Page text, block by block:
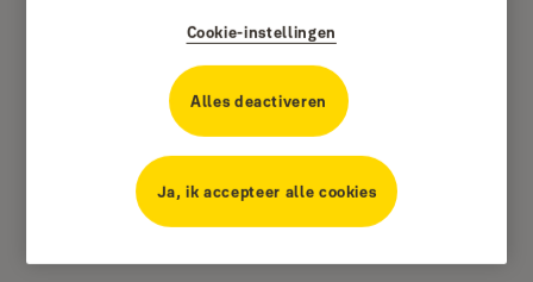
Cookie-instellingen
Alles deactiveren
Ja, ik accepteer alle cookies